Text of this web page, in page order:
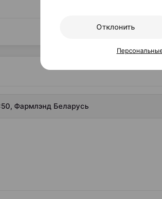
Показать еще
Фармлэнд Беларусь
Отклонить